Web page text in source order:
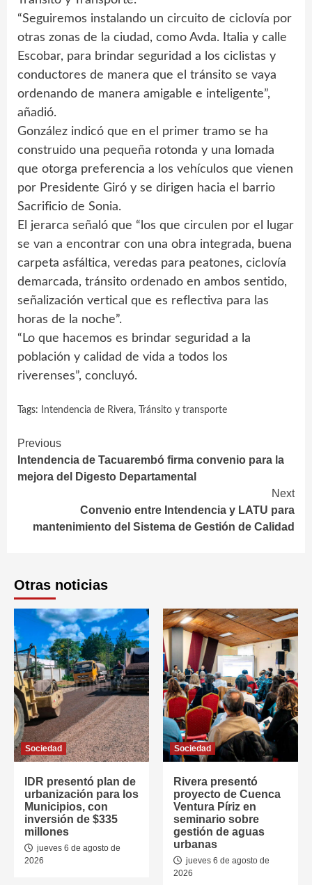
“Seguiremos instalando un circuito de ciclovía por
otras zonas de la ciudad, como Avda. Italia y calle
Escobar, para brindar seguridad a los ciclistas y
conductores de manera que el tránsito se vaya
ordenando de manera amigable e inteligente”,
añadió.
González indicó que en el primer tramo se ha
construido una pequeña rotonda y una lomada
que otorga preferencia a los vehículos que vienen
por Presidente Giró y se dirigen hacia el barrio
Sacrificio de Sonia.
El jerarca señaló que “los que circulen por el lugar
se van a encontrar con una obra integrada, buena
carpeta asfáltica, veredas para peatones, ciclovía
demarcada, tránsito ordenado en ambos sentido,
señalización vertical que es reflectiva para las
horas de la noche”.
“Lo que hacemos es brindar seguridad a la
población y calidad de vida a todos los
riverenses”, concluyó.
Tags: Intendencia de Rivera, Tránsito y transporte
Continue
Reading
Previous
Intendencia de Tacuarembó firma convenio para la
mejora del Digesto Departamental
Next
Convenio entre Intendencia y LATU para
mantenimiento del Sistema de Gestión de Calidad
Otras noticias
Sociedad
IDR presentó plan de
urbanización para los
Municipios, con
inversión de $335
millones
jueves 6 de agosto de
2026
Sociedad
Rivera presentó
proyecto de Cuenca
Ventura Píriz en
seminario sobre
gestión de aguas
urbanas
jueves 6 de agosto de
2026